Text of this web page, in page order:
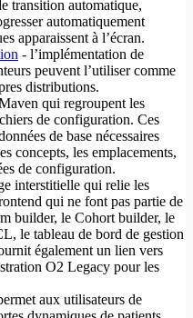
transition automatique,
automatiquement
apparaissent à l’écran.
- l’implémentation de
peuvent l’utiliser comme
distributions.
qui regroupent les
de configuration. Ces
de base nécessaires
concepts, les emplacements,
de configuration.
interstitielle qui relie les
qui ne font pas partie de
builder, le Cohort builder, le
le tableau de bord de gestion
également un lien vers
O2 Legacy pour les
aux utilisateurs de